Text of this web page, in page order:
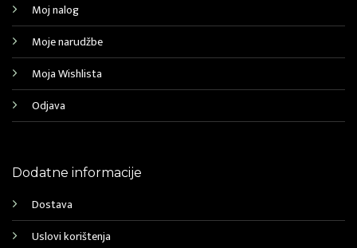
Moj nalog
Moje narudžbe
Moja Wishlista
Odjava
Dodatne informacije
Dostava
Uslovi korištenja